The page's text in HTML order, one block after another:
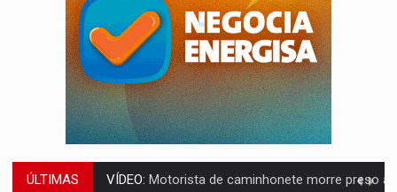
ÚLTIMAS LAZER:Seis lugares gratuitos para aproveitar o fim de semana